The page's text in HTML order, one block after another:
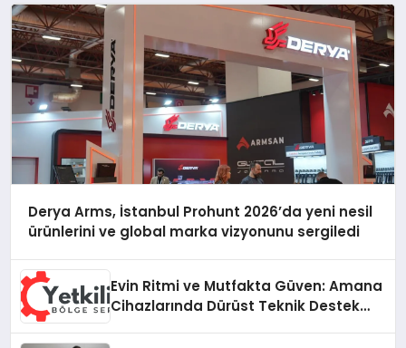
Derya Arms, İstanbul Prohunt 2026’da yeni nesil
ürünlerini ve global marka vizyonunu sergiledi
Evin Ritmi ve Mutfakta Güven: Amana
Cihazlarında Dürüst Teknik Destek